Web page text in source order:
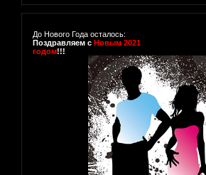
До Нового Года осталось:
Поздравляем с Новым 2021
годом!!!